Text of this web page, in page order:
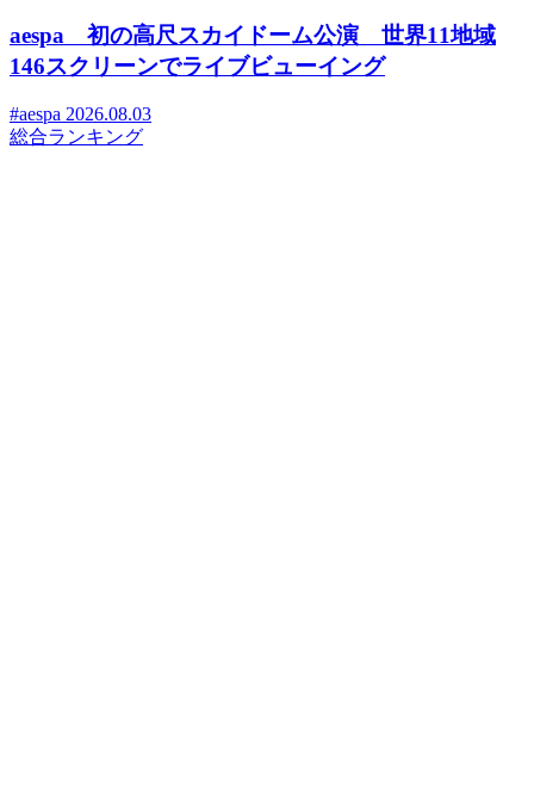
aespa 初の高尺スカイドーム公演 世界11地域
146スクリーンでライブビューイング
#aespa 2026.08.03
総合ランキング